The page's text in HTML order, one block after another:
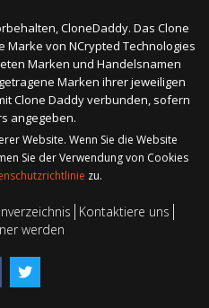
CloneDaddy. Das Clone
Marke von NCrypted Technologies
Marken und Handelsnamen
Marken ihrer jeweiligen
Clone Daddy verbunden, sofern
angegeben.
Website. Wenn Sie die Website
Sie der Verwendung von Cookies
zu.
Kontaktiere uns
werden